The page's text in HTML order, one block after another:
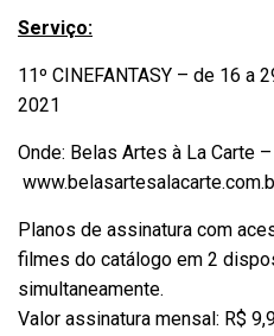
Serviço:
11º CINEFANTASY – de 16 a
2021
Onde: Belas Artes à La Carte –
Planos de assinatura com
filmes do catálogo em 2
simultaneamente.
Valor assinatura mensal: R$